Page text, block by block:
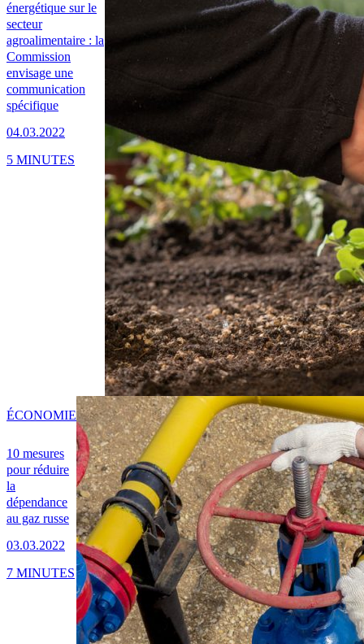
énergétique sur le
secteur
agroalimentaire : la
Commission
envisage une
communication
spécifique
04.03.2022
5 MINUTES
10 mesures
pour réduire
la
dépendance
au gaz russe
03.03.2022
ÉCONOMIE
7 MINUTES